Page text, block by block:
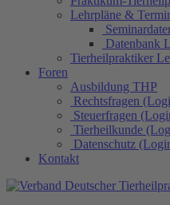
Lehrpläne &
Datenbank
Tierheilpraktiker
Foren
Ausbildung THP
Rechtsfragen
Steuerfragen
Tierheilkunde
Datenschutz
Kontakt